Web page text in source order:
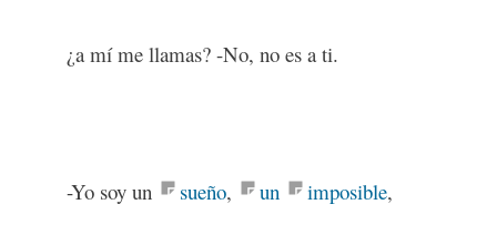
¿a mí me llamas? -No, no es a ti.
-Yo soy un sueño, un imposible,